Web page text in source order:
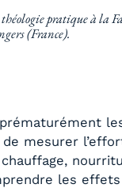
théologie pratique à la
(France).
mesurer
les effets